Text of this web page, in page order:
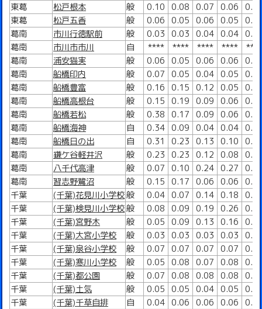
東葛
松戸根本 般 0.10 0.08 0.07 0.06
東葛
松戸五香 般 0.06 0.05 0.06 0.05
葛南
市川行徳駅前 般 0.03 0.03 0.04 0.04
葛南
市川市市川 自 **** **** **** ****
****
葛南
浦安猫実 般 0.06 0.05 0.06 0.06
葛南
船橋印内 般 0.07 0.05 0.04 0.05
葛南
船橋豊富 般 0.16 0.15 0.12 0.05
葛南
船橋高根台 般 0.15 0.19 0.09 0.06
葛南
船橋若松 般 0.38 0.17 0.09 0.06
葛南
船橋海神 自 0.34 0.09 0.04 0.04
葛南
船橋日の出 自 0.31 0.23 0.13 0.10
葛南
鎌ケ谷軽井沢 般 0.23 0.23 0.12 0.08
葛南
八千代高津 般 0.07 0.10 0.24 0.27
葛南
習志野鷺沼 般 0.15 0.17 0.06 0.06
千葉
(千葉)花見川小学校般 0.04 0.07 0.14 0.18
千葉
(千葉)検見川小学校般 0.08 0.09 0.19 0.26
千葉
(千葉)宮野木 般 0.05 0.09 0.13 0.16
千葉
(千葉)大宮小学校 般 0.03 0.03 0.03 0.03
千葉
(千葉)泉谷小学校 般 0.07 0.07 0.07 0.07
千葉
(千葉)寒川小学校 般 0.05 0.08 0.07 0.08
千葉
(千葉)都公園 般 0.07 0.08 0.08 0.08
千葉
(千葉)土気 般 0.05 0.05 0.04 0.05
千葉
(千葉)千草自排 自 0.04 0.06 0.06 0.06